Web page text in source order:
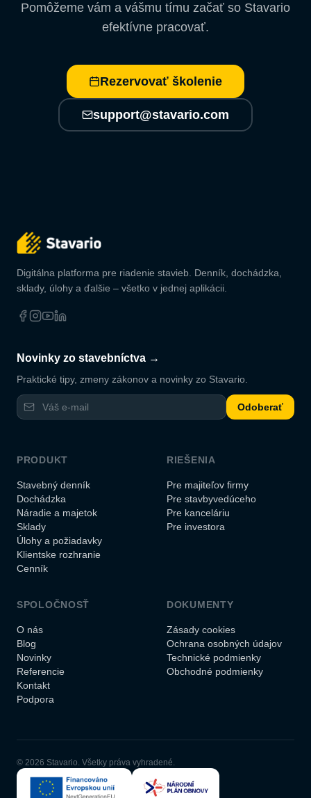
Pomôžeme vám a vášmu tímu začať so Stavario
efektívne pracovať.
Rezervovať školenie
support@stavario.com
Digitálna platforma pre riadenie stavieb. Denník, dochádzka,
sklady, úlohy a ďalšie – všetko v jednej aplikácii.
Novinky zo stavebníctva →
Praktické tipy, zmeny zákonov a novinky zo Stavario.
Odoberať
PRODUKT
Stavebný denník
Dochádzka
Náradie a majetok
Sklady
Úlohy a požiadavky
Klientske rozhranie
Cenník
RIEŠENIA
Pre majiteľov firmy
Pre stavbyvedúceho
Pre kanceláriu
Pre investora
SPOLOČNOSŤ
O nás
Blog
Novinky
Referencie
Kontakt
Podpora
DOKUMENTY
Zásady cookies
Ochrana osobných údajov
Technické podmienky
Obchodné podmienky
© 2026 Stavario. Všetky práva vyhradené.